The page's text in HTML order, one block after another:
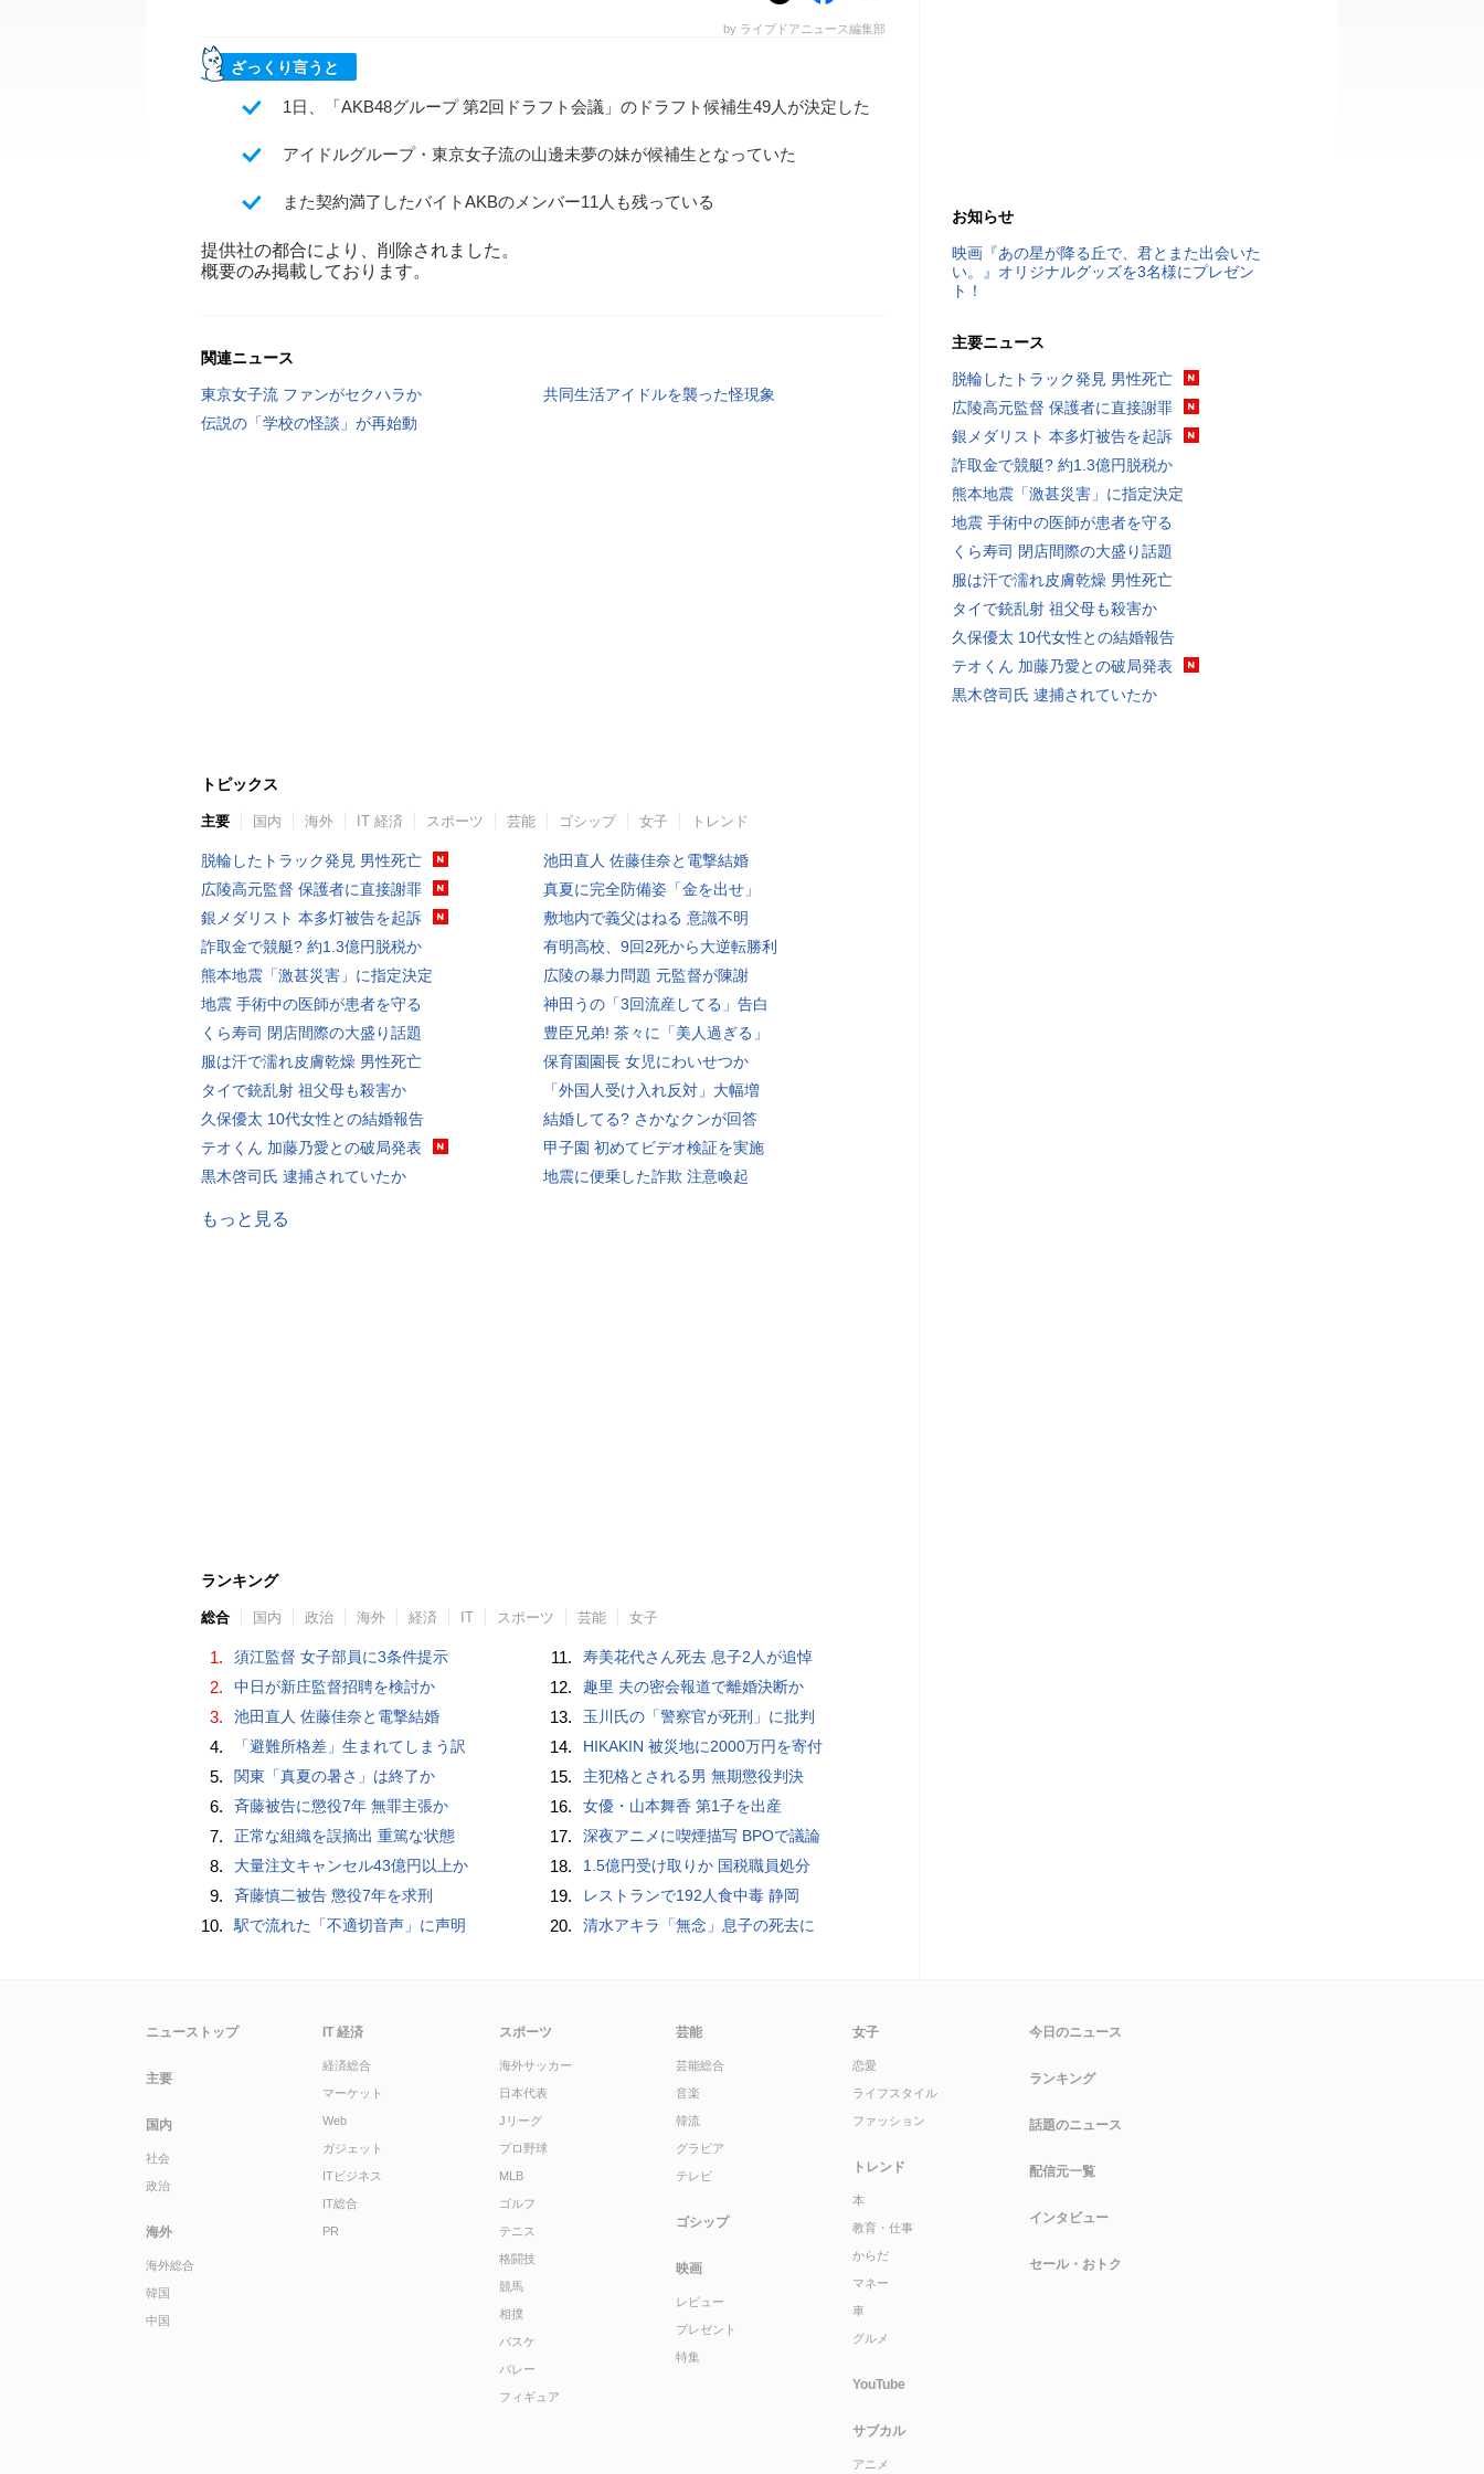
by ライブドアニュース編集部
ざっくり言うと
1日、「AKB48グループ 第2回ドラフト会議」のドラフト候補生49人が決定した
アイドルグループ・東京女子流の山邊未夢の妹が候補生となっていた
また契約満了したバイトAKBのメンバー11人も残っている
提供社の都合により、削除されました。
概要のみ掲載しております。
関連ニュース
東京女子流 ファンがセクハラか
共同生活アイドルを襲った怪現象
伝説の「学校の怪談」が再始動
トピックス
主要 国内 海外 IT 経済 スポーツ 芸能 ゴシップ 女子 トレンド
脱輪したトラック発見 男性死亡
広陵高元監督 保護者に直接謝罪
銀メダリスト 本多灯被告を起訴
詐取金で競艇? 約1.3億円脱税か
熊本地震「激甚災害」に指定決定
地震 手術中の医師が患者を守る
くら寿司 閉店間際の大盛り話題
服は汗で濡れ皮膚乾燥 男性死亡
タイで銃乱射 祖父母も殺害か
久保優太 10代女性との結婚報告
テオくん 加藤乃愛との破局発表
黒木啓司氏 逮捕されていたか
池田直人 佐藤佳奈と電撃結婚
真夏に完全防備姿「金を出せ」
敷地内で義父はねる 意識不明
有明高校、9回2死から大逆転勝利
広陵の暴力問題 元監督が陳謝
神田うの「3回流産してる」告白
豊臣兄弟! 茶々に「美人過ぎる」
保育園園長 女児にわいせつか
「外国人受け入れ反対」大幅増
結婚してる? さかなクンが回答
甲子園 初めてビデオ検証を実施
地震に便乗した詐欺 注意喚起
もっと見る
ランキング
総合 国内 政治 海外 経済 IT スポーツ 芸能 女子
1. 須江監督 女子部員に3条件提示
2. 中日が新庄監督招聘を検討か
3. 池田直人 佐藤佳奈と電撃結婚
4. 「避難所格差」生まれてしまう訳
5. 関東「真夏の暑さ」は終了か
6. 斉藤被告に懲役7年 無罪主張か
7. 正常な組織を誤摘出 重篤な状態
8. 大量注文キャンセル43億円以上か
9. 斉藤慎二被告 懲役7年を求刑
10. 駅で流れた「不適切音声」に声明
11. 寿美花代さん死去 息子2人が追悼
12. 趣里 夫の密会報道で離婚決断か
13. 玉川氏の「警察官が死刑」に批判
14. HIKAKIN 被災地に2000万円を寄付
15. 主犯格とされる男 無期懲役判決
16. 女優・山本舞香 第1子を出産
17. 深夜アニメに喫煙描写 BPOで議論
18. 1.5億円受け取りか 国税職員処分
19. レストランで192人食中毒 静岡
20. 清水アキラ「無念」息子の死去に
お知らせ
映画『あの星が降る丘で、君とまた出会いた
い。』オリジナルグッズを3名様にプレゼン
ト！
主要ニュース
脱輪したトラック発見 男性死亡
広陵高元監督 保護者に直接謝罪
銀メダリスト 本多灯被告を起訴
詐取金で競艇? 約1.3億円脱税か
熊本地震「激甚災害」に指定決定
地震 手術中の医師が患者を守る
くら寿司 閉店間際の大盛り話題
服は汗で濡れ皮膚乾燥 男性死亡
タイで銃乱射 祖父母も殺害か
久保優太 10代女性との結婚報告
テオくん 加藤乃愛との破局発表
黒木啓司氏 逮捕されていたか
ニューストップ
主要
国内
社会
政治
海外
海外総合
韓国
中国
IT 経済
経済総合
マーケット
Web
ガジェット
ITビジネス
IT総合
PR
スポーツ
海外サッカー
日本代表
Jリーグ
プロ野球
MLB
ゴルフ
テニス
格闘技
競馬
相撲
バスケ
バレー
フィギュア
芸能
芸能総合
音楽
韓流
グラビア
テレビ
ゴシップ
映画
レビュー
プレゼント
特集
女子
恋愛
ライフスタイル
ファッション
トレンド
本
教育・仕事
からだ
マネー
車
グルメ
YouTube
サブカル
アニメ
今日のニュース
ランキング
話題のニュース
配信元一覧
インタビュー
セール・おトク